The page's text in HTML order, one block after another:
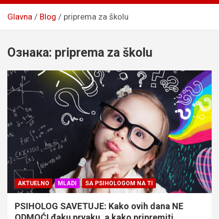
Glavna Blog priprema za školu
Ознака: priprema za školu
AKTUELNO MLADI SA PSIHOLOGOM NA TI
PSIHOLOG SAVETUJE: Kako ovih dana NE